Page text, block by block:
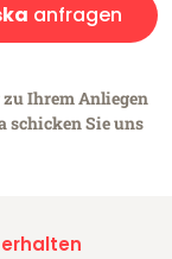
anfragen
Ihrem Anliegen
schicken Sie uns